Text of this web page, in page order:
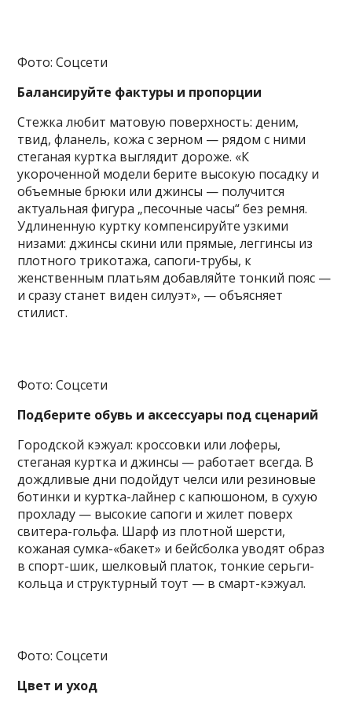
Фото: Соцсети
Балансируйте фактуры и пропорции
Стежка любит матовую поверхность: деним,
твид, фланель, кожа с зерном — рядом с ними
стеганая куртка выглядит дороже. «К
укороченной модели берите высокую посадку и
объемные брюки или джинсы — получится
актуальная фигура „песочные часы“ без ремня.
Удлиненную куртку компенсируйте узкими
низами: джинсы скини или прямые, леггинсы из
плотного трикотажа, сапоги-трубы, к
женственным платьям добавляйте тонкий пояс —
и сразу станет виден силуэт», — объясняет
стилист.
Фото: Соцсети
Подберите обувь и аксессуары под сценарий
Городской кэжуал: кроссовки или лоферы,
стеганая куртка и джинсы — работает всегда. В
дождливые дни подойдут челси или резиновые
ботинки и куртка-лайнер с капюшоном, в сухую
прохладу — высокие сапоги и жилет поверх
свитера-гольфа. Шарф из плотной шерсти,
кожаная сумка-«бакет» и бейсболка уводят образ
в спорт-шик, шелковый платок, тонкие серьги-
кольца и структурный тоут — в смарт-кэжуал.
Фото: Соцсети
Цвет и уход